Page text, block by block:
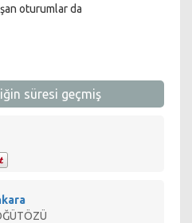
oturumlar da
konularındaki bildiriler 20
ya da İngilizce olabilir.
Bildiri
kabul edilecek
Kurultay Bildiriler
Örnek Bildiri Hazırlama
süresi geçmiş